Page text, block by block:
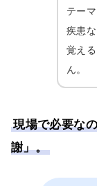
テー
疾患
覚え
ん。
現場で必要な
謝」。